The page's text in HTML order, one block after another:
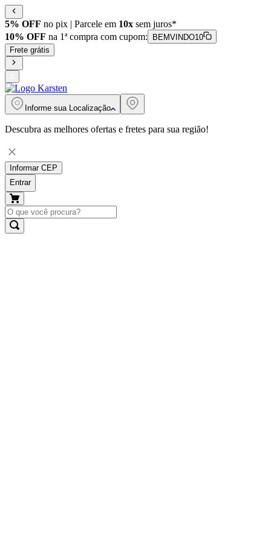
5% OFF no pix | Parcele em 10x sem juros*
10% OFF na 1ª compra com cupom:
BEMVINDO10
Frete grátis
Informe sua Localização
Descubra as melhores ofertas e fretes para sua região!
Informar CEP
Entrar